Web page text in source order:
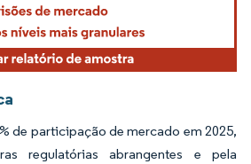
de participação de mercado em 2025,
regulatórias abrangentes e pela